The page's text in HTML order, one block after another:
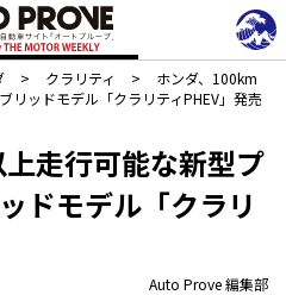
> クラリティ >
ホンダ、100km
リッドモデル「クラリティPHEV」発売
走行可能な新型プ
ドモデル「クラリ
Auto Prove 編集部